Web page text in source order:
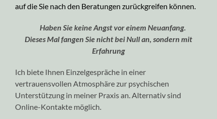
auf die Sie nach den Beratungen zurückgreifen können.
Haben Sie keine Angst vor einem Neuanfang.
Dieses Mal fangen Sie nicht bei Null an, sondern mit
Erfahrung
Ich biete Ihnen Einzelgespräche in einer
vertrauensvollen Atmosphäre zur psychischen
Unterstützung in meiner Praxis an. Alternativ sind
Online-Kontakte möglich.